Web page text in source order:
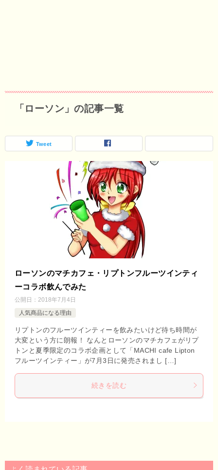
「ローソン」の記事一覧
Tweet
ローソンのマチカフェ・リプトンフルーツインティ
ーコラボ飲んでみた
公開日： 2018年7月4日
人気商品になる理由
リプトンのフルーツインティーを飲みたいけど待ち時間が
大変という方に朗報！ なんとローソンのマチカフェがリプ
トンと夏季限定のコラボ企画として「MACHI cafe Lipton
フルーツインティー」が7月3日に発売されまし […]
続きを読む